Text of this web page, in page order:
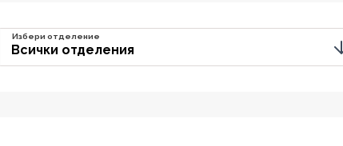
Всички отделения
Избери отделение